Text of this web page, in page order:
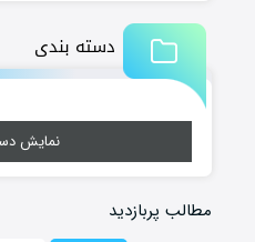
دسته بندی
نمایش
مطالب پربازدید